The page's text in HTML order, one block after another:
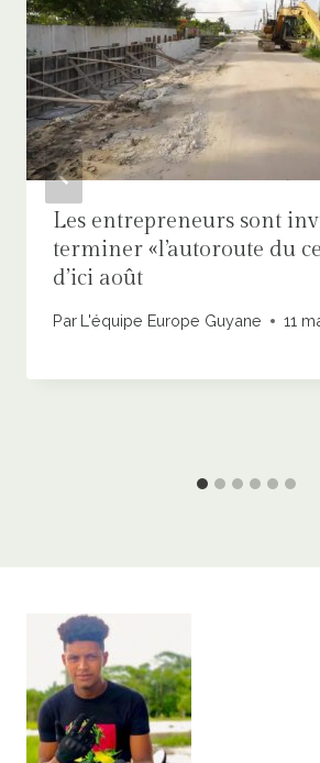
Les entrepreneurs sont
terminer «l’autoroute du
d’ici août
Par L'équipe Europe Guyane 11